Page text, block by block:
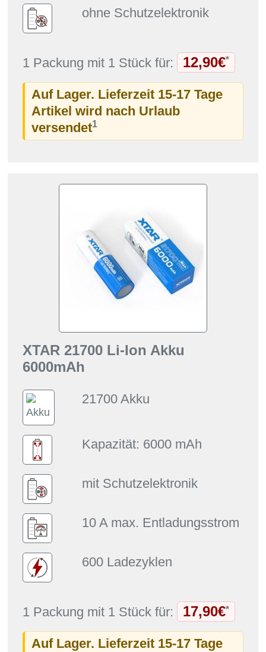
ohne Schutzelektronik
1 Packung mit 1 Stück für: 12,90€*
Auf Lager. Lieferzeit 15-17 Tage
Artikel wird nach Urlaub
versendet1
XTAR 21700 Li-Ion Akku
6000mAh
21700 Akku
Kapazität: 6000 mAh
mit Schutzelektronik
10 A max. Entladungsstrom
600 Ladezyklen
1 Packung mit 1 Stück für: 17,90€*
Auf Lager. Lieferzeit 15-17 Tage